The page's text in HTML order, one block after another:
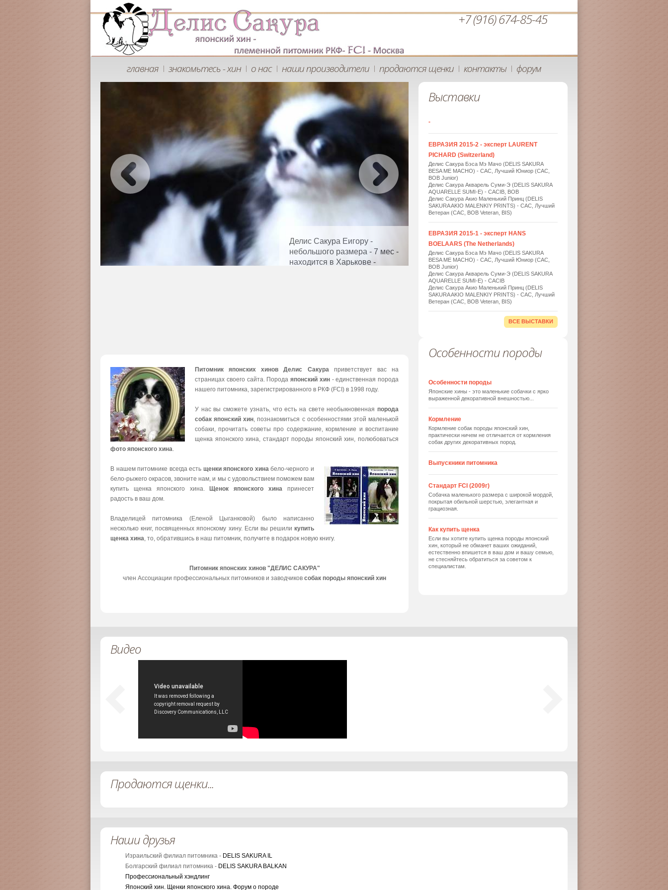
+7 (916) 674-85-45
главная | знакомьтесь - хин | о нас | наши производители | продаются щенки | контакты | форум
Делис Сакура Еигору -
небольшого размера - 7 мес -
находится в Харькове -
Выставки
-
ЕВРАЗИЯ 2015-2 - эксперт LAURENT
PICHARD (Switzerland)
Делис Сакура Бэса Мэ Мачо (DELIS SAKURA
BESA ME MACHO) - САС, Лучший Юниор (САС,
BOB Junior)
Делис Сакура Акварель Суми-Э (DELIS SAKURA
AQUARELLE SUMI-E) - САСIB, BOB
Делис Сакура Акио Маленький Принц (DELIS
SAKURA AKIO MALENKIY PRINTS) - САС, Лучший
Ветеран (САС, BOB Veteran, BIS)
ЕВРАЗИЯ 2015-1 - эксперт HANS
BOELAARS (The Netherlands)
Делис Сакура Бэса Мэ Мачо (DELIS SAKURA
BESA ME MACHO) - САС, Лучший Юниор (САС,
BOB Junior)
Делис Сакура Акварель Суми-Э (DELIS SAKURA
AQUARELLE SUMI-E) - САСIB
Делис Сакура Акио Маленький Принц (DELIS
SAKURA AKIO MALENKIY PRINTS) - САС, Лучший
Ветеран (САС, BOB Veteran, BIS)
ВСЕ ВЫСТАВКИ
Питомник японских хинов Делис Сакура приветствует вас на
страницах своего сайта. Порода японский хин- единственная порода
нашего питомника, зарегистрированного в РКФ (FCI) в 1998 году.
У нас вы сможете узнать, что есть на свете необыкновенная порода
собак японский хин, познакомиться с особенностями этой маленькой
собаки, прочитать советы про содержание, кормление и воспитание
щенка японского хина, стандарт породы японский хин, полюбоваться
фото японского хина.
В нашем питомнике всегда есть щенки японского хинабело-черного и
бело-рыжего окрасов, звоните нам, и мы с удовольствием поможем вам
купить щенка японского хина.
Щенок японского хина принесет
радость в ваш дом.
Владелицей питомника (Еленой Цыганковой) было написанно
несколько книг, посвященных японскому хину. Если вы решили купить
щенка хина, то, обратившись в наш питомник, получите в подарок новую книгу.
Питомник японских хинов "ДЕЛИС САКУРА"
член Ассоциации профессиональных питомников и заводчиков собак породы японский хин
Особенности породы
Особенности породы
Японские хины - это маленькие собачки с ярко
выраженной декоративной внешностью...
Кормление
Кормление собак породы японский хин,
практически ничем не отличается от кормления
собак других декоративных пород.
Выпускники питомника
Стандарт FCI (2009г)
Собачка маленького размера с широкой мордой,
покрытая обильной шерстью, элегантная и
грациозная.
Как купить щенка
Если вы хотите купить щенка породы японский
хин, который не обманет ваших ожиданий,
естественно впишется в ваш дом и вашу семью,
не стесняйтесь обратиться за советом к
специалистам.
Видео
Продаются щенки...
Наши друзья
Израильский филиал питомника - DELIS SAKURA IL
Болгарский филиал питомника - DELIS SAKURA BALKAN
Профессиональный хэндлинг
Японский хин. Щенки японского хина. Форум о породе